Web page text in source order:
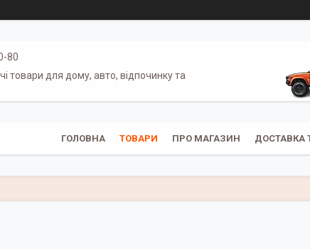
80
товари для дому, авто, відпочинку та
ГОЛОВНА ТОВАРИ ПРО МАГАЗИН ДОСТАВКА